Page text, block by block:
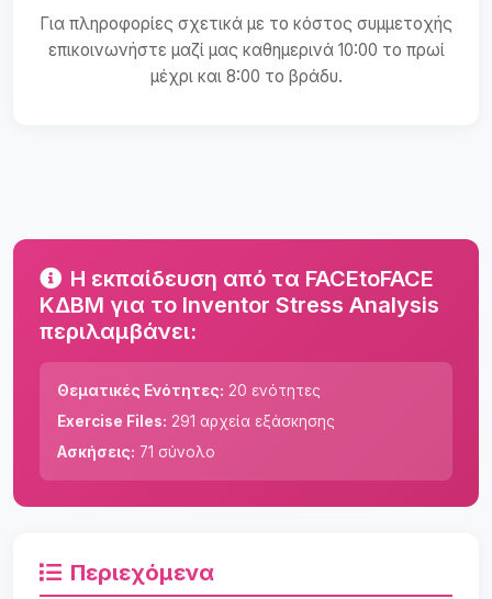
Για πληροφορίες σχετικά με το κόστος συμμετοχής
επικοινωνήστε μαζί μας καθημερινά 10:00 το πρωί
μέχρι και 8:00 το βράδυ.
Η εκπαίδευση από τα FACEtoFACE
ΚΔΒΜ για το Inventor Stress Analysis
περιλαμβάνει:
Θεματικές Ενότητες: 20 ενότητες
Exercise Files: 291 αρχεία εξάσκησης
Ασκήσεις: 71 σύνολο
Περιεχόμενα